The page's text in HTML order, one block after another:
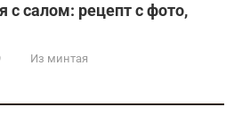
с салом: рецепт с фото,
Из минтая